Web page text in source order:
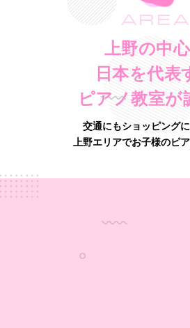
AREA
上野の中
日本を代表
ピアノ教室が
交通にもショッピング
上野エリアでお子様のピ